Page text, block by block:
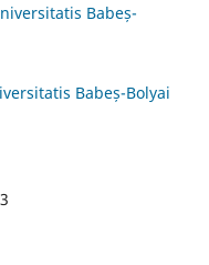
Babeș-
Babeș-Bolyai